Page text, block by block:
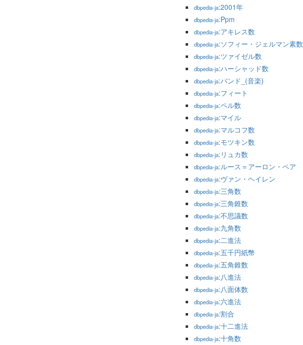
dbpedia-ja:2001年
dbpedia-ja:Ppm
dbpedia-ja:アキレス数
dbpedia-ja:ソフィー・ジェルマン素数
dbpedia-ja:ツァイゼル数
dbpedia-ja:ハーシャッド数
dbpedia-ja:バンド_(音楽)
dbpedia-ja:フィート
dbpedia-ja:ペル数
dbpedia-ja:マイル
dbpedia-ja:マルコフ数
dbpedia-ja:モツキン数
dbpedia-ja:リュカ数
dbpedia-ja:ルース＝アーロン・ペア
dbpedia-ja:ヴァン・ヘイレン
dbpedia-ja:三角数
dbpedia-ja:三角錐数
dbpedia-ja:不思議数
dbpedia-ja:九角数
dbpedia-ja:二進法
dbpedia-ja:五千円紙幣
dbpedia-ja:五角錐数
dbpedia-ja:八進法
dbpedia-ja:八面体数
dbpedia-ja:六進法
dbpedia-ja:割合
dbpedia-ja:十二進法
dbpedia-ja:十角数